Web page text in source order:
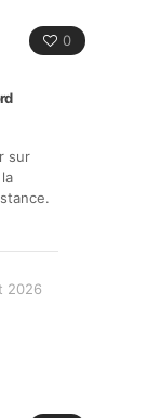
0
sur
2026